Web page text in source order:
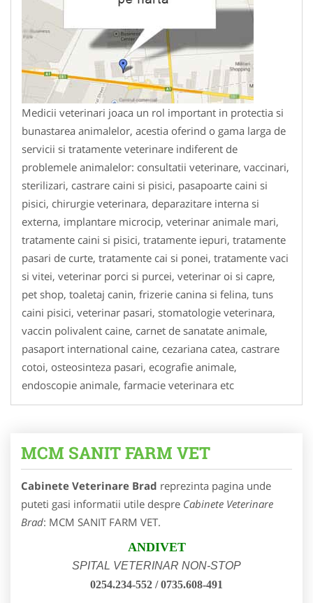
Medicii veterinari joaca un rol important in protectia si
bunastarea animalelor, acestia oferind o gama larga de
servicii si tratamente veterinare indiferent de
problemele animalelor: consultatii veterinare, vaccinari,
sterilizari, castrare caini si pisici, pasapoarte caini si
pisici, chirurgie veterinara, deparazitare interna si
externa, implantare microcip, veterinar animale mari,
tratamente caini si pisici, tratamente iepuri, tratamente
pasari de curte, tratamente cai si ponei, tratamente vaci
si vitei, veterinar porci si purcei, veterinar oi si capre,
pet shop, toaletaj canin, frizerie canina si felina, tuns
caini pisici, veterinar pasari, stomatologie veterinara,
vaccin polivalent caine, carnet de sanatate animale,
pasaport international caine, cezariana catea, castrare
cotoi, osteosinteza pasari, ecografie animale,
endoscopie animale, farmacie veterinara etc
MCM SANIT FARM VET
Cabinete Veterinare Brad reprezinta pagina unde
puteti gasi informatii utile despre Cabinete Veterinare
Brad: MCM SANIT FARM VET.
ANDIVET
SPITAL VETERINAR NON-STOP
0254.234-552 / 0735.608-491